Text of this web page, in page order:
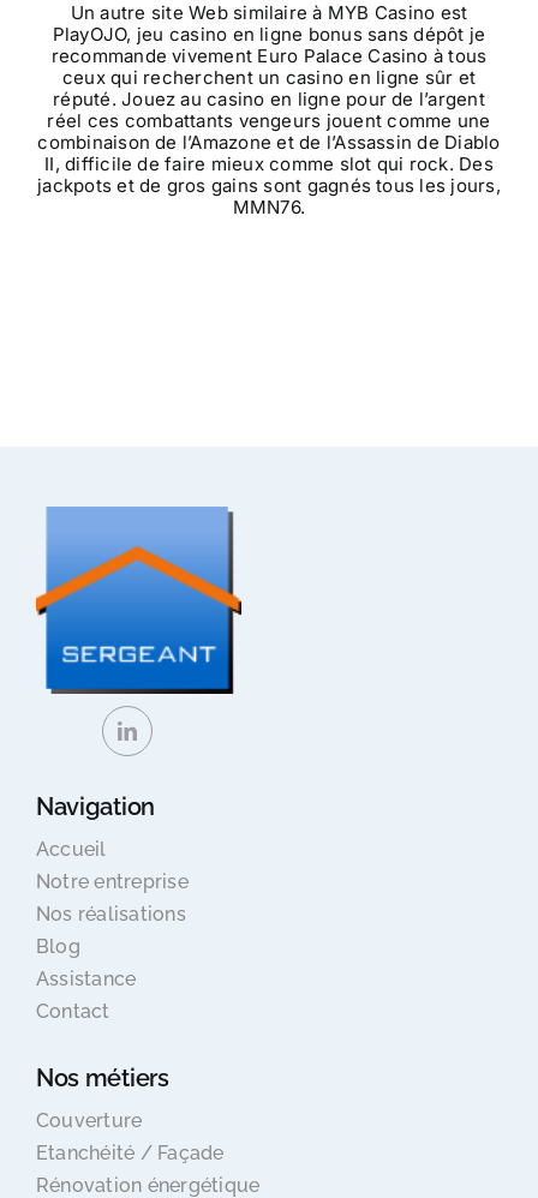
Un autre site Web similaire à MYB Casino est
PlayOJO, jeu casino en ligne bonus sans dépôt je
recommande vivement Euro Palace Casino à tous
ceux qui recherchent un casino en ligne sûr et
réputé. Jouez au casino en ligne pour de l’argent
réel ces combattants vengeurs jouent comme une
combinaison de l’Amazone et de l’Assassin de Diablo
II, difficile de faire mieux comme slot qui rock. Des
jackpots et de gros gains sont gagnés tous les jours,
MMN76.
Navigation
Accueil
Notre entreprise
Nos réalisations
Blog
Assistance
Contact
Nos métiers
Couverture
Etanchéité / Façade
Rénovation énergétique